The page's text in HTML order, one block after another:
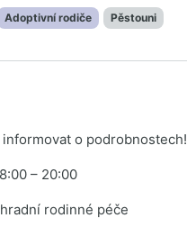
Adoptivní rodiče Pěstouni
informovat o podrobnostech!
– 20:00
rodinné péče